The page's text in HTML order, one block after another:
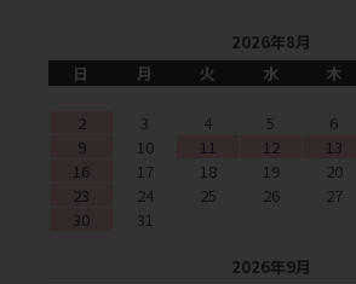
2026年8月
日
月 火 水 木
2
3 4 5 6
9
10 11 12 13
16
17 18 19 20
23
24 25 26 27
30
31
2026年9月